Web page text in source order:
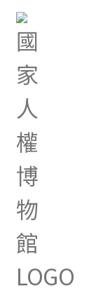
首頁
導者齊聚臺灣 開
Nov 06,
分會」
齊聚臺